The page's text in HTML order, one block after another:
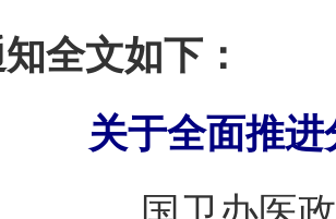
文如下：
关于全面推